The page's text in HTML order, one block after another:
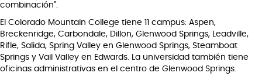
combinación".
El Colorado Mountain College tiene 11 campus: Aspen,
Breckenridge, Carbondale, Dillon, Glenwood Springs, Leadville,
Rifle, Salida, Spring Valley en Glenwood Springs, Steamboat
Springs y Vail Valley en Edwards. La universidad también tiene
oficinas administrativas en el centro de Glenwood Springs.